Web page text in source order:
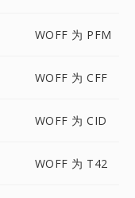
WOFF 为 PFM
WOFF 为 CFF
WOFF 为 CID
WOFF 为 T42